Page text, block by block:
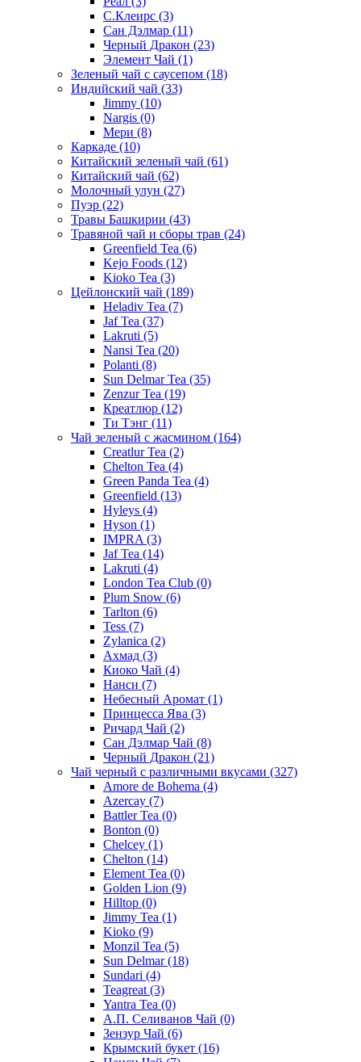
С.Клеирс (3)
Сан Дэлмар (11)
Черный Дракон (23)
Элемент Чай (1)
Зеленый чай с саусепом (18)
Индийский чай (33)
Jimmy (10)
Nargis (0)
Мери (8)
Каркаде (10)
Китайский зеленый чай (61)
Китайский чай (62)
Молочный улун (27)
Пуэр (22)
Травы Башкирии (43)
Травяной чай и сборы трав (24)
Greenfield Tea (6)
Kejo Foods (12)
Kioko Tea (3)
Цейлонский чай (189)
Heladiv Tea (7)
Jaf Tea (37)
Lakruti (5)
Nansi Tea (20)
Polanti (8)
Sun Delmar Tea (35)
Zenzur Tea (19)
Креатлюр (12)
Ти Тэнг (11)
Чай зеленый с жасмином (164)
Creatlur Tea (2)
Chelton Tea (4)
Green Panda Tea (4)
Greenfield (13)
Hyleys (4)
Hyson (1)
IMPRA (3)
Jaf Tea (14)
Lakruti (4)
London Tea Club (0)
Plum Snow (6)
Tarlton (6)
Tess (7)
Zylanica (2)
Ахмад (3)
Киоко Чай (4)
Нанси (7)
Небесный Аромат (1)
Принцесса Ява (3)
Ричард Чай (2)
Сан Дэлмар Чай (8)
Черный Дракон (21)
Чай черный с различными вкусами (327)
Amore de Bohema (4)
Azercay (7)
Battler Tea (0)
Bonton (0)
Chelcey (1)
Chelton (14)
Element Tea (0)
Golden Lion (9)
Hilltop (0)
Jimmy Tea (1)
Kioko (9)
Monzil Tea (5)
Sun Delmar(18)
Sundari (4)
Teagreat (3)
Yantra Tea (0)
А.П. Селиванов Чай (0)
Зензур Чай (6)
Крымский букет (16)